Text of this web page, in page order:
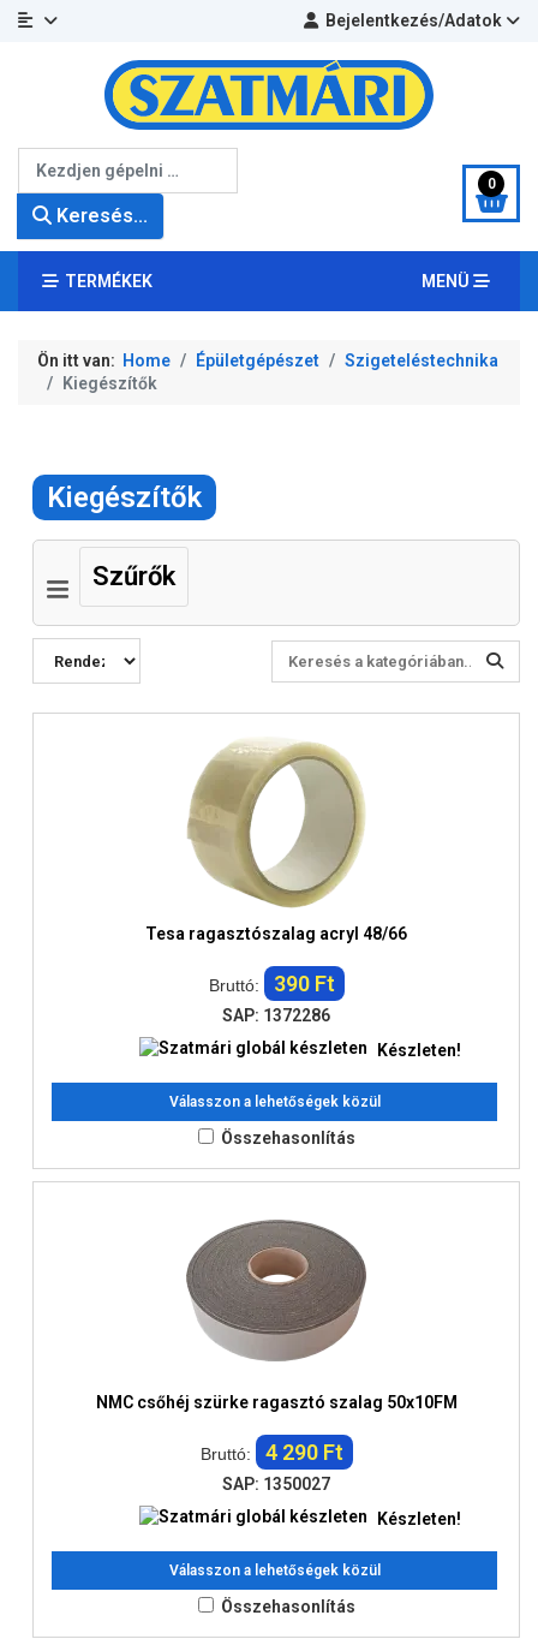
Bejelentkezés/Adatok
Keresés...
0
TERMÉKEK MENÜ
Ön itt van: Home Épületgépészet
Szigeteléstechnika
Kiegészítők
Kiegészítők
Szűrők
Tesa ragasztószalag acryl 48/66
Bruttó: 390 Ft
SAP: 1372286
Készleten!
Válasszon a lehetőségek közül
Összehasonlítás
NMC csőhéj szürke ragasztó szalag 50x10FM
Bruttó: 4 290 Ft
SAP: 1350027
Készleten!
Válasszon a lehetőségek közül
Összehasonlítás